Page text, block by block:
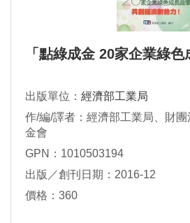
「點綠成金 20家企業綠色
出版單位： 經濟部工業局
作/編/譯者：經濟部工業局、財
金會
GPN：1010503194
出版／創刊日期：2016-12
價格：360